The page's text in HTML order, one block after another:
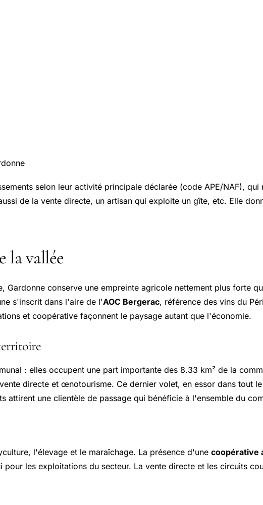
selon leur activité principale déclarée (code APE/NAF),
de la vente directe, un artisan qui exploite un gîte, etc. Elle
vallée
Gardonne conserve une empreinte agricole nettement plus forte
s'inscrit dans l'aire de l'AOC Bergerac, référence des vins du
et coopérative façonnent le paysage autant que l'économie.
: elles occupent une part importante des 8.33 km² de la
directe et œnotourisme. Ce dernier volet, en essor dans tout
attirent une clientèle de passage qui bénéficie à l'ensemble du
l'élevage et le maraîchage. La présence d'une coopérative
les exploitations du secteur. La vente directe et les circuits